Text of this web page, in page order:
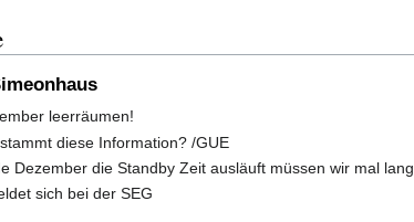
leerräumen!
diese Information? /GUE
Dezember die Standby Zeit ausläuft müssen wir mal
sich bei der SEG